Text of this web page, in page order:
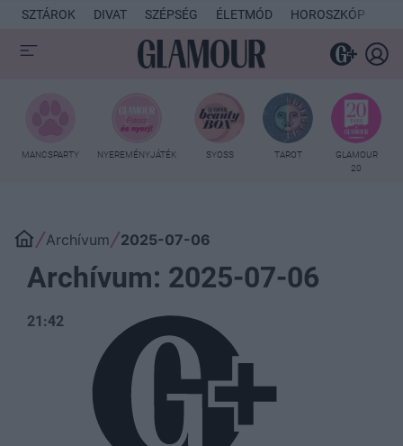
SZTÁROK DIVAT SZÉPSÉG ÉLETMÓD HOROSZKÓP
MANCSPARTY NYEREMÉNYJÁTÉK SYOSS TAROT
GLAMOUR
20
Archívum 2025-07-06
Archívum: 2025-07-06
21:42